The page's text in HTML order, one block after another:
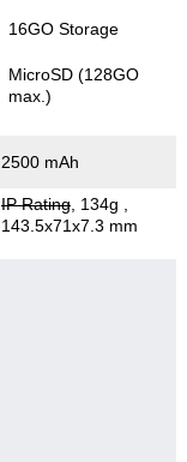
16GO Storage
MicroSD (128GO
max.)
2500 mAh
IP Rating, 134g
143.5x71x7.3 mm